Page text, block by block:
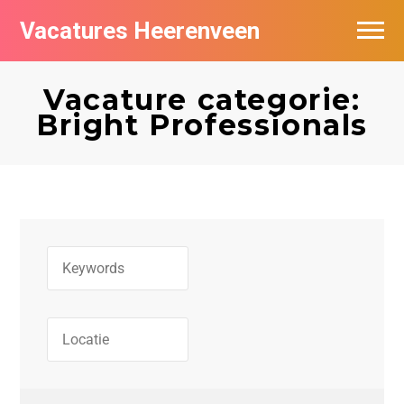
Vacatures Heerenveen
Vacature categorie:
Bright Professionals
Vacatures per bedrijf
De populairste vacatures in Heerenveen